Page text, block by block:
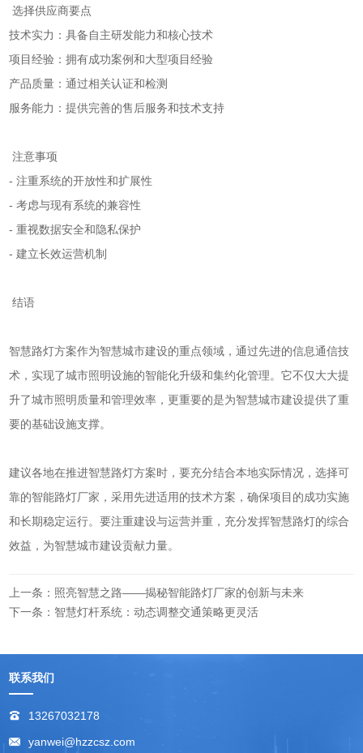
选择供应商要点
技术实力：具备自主研发能力和核心技术
项目经验：拥有成功案例和大型项目经验
产品质量：通过相关认证和检测
服务能力：提供完善的售后服务和技术支持
注意事项
- 注重系统的开放性和扩展性
- 考虑与现有系统的兼容性
- 重视数据安全和隐私保护
- 建立长效运营机制
结语
智慧路灯方案作为智慧城市建设的重点领域，通过先进的信息通信技
术，实现了城市照明设施的智能化升级和集约化管理。它不仅大大提
升了城市照明质量和管理效率，更重要的是为智慧城市建设提供了重
要的基础设施支撑。
建议各地在推进智慧路灯方案时，要充分结合本地实际情况，选择可
靠的智能路灯厂家，采用先进适用的技术方案，确保项目的成功实施
和长期稳定运行。要注重建设与运营并重，充分发挥智慧路灯的综合
效益，为智慧城市建设贡献力量。
上一条：照亮智慧之路——揭秘智能路灯厂家的创新与未来
下一条：智慧灯杆系统：动态调整交通策略更灵活
联系我们
13267032178
yanwei@hzzcsz.com